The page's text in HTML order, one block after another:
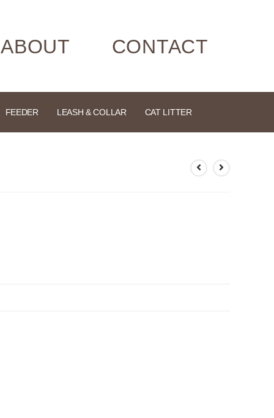
ABOUT CONTACT
FEEDER LEASH & COLLAR CAT LITTER